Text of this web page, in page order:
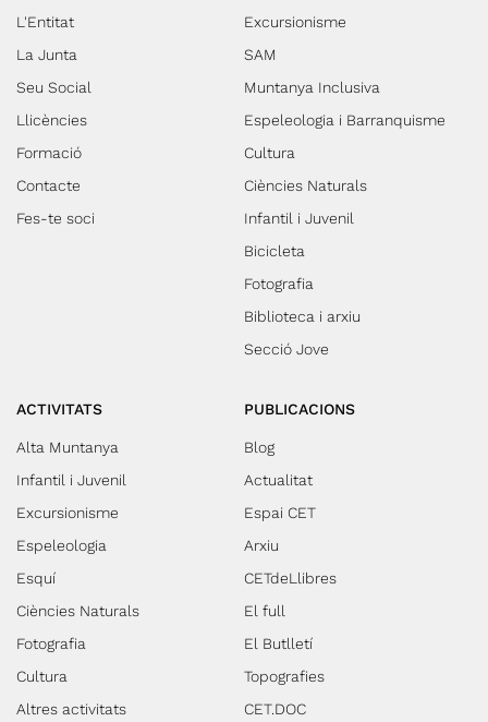
L'Entitat
La Junta
Seu Social
Llicències
Formació
Contacte
Fes-te soci
Excursionisme
SAM
Muntanya Inclusiva
Espeleologia i Barranquisme
Cultura
Ciències Naturals
Infantil i Juvenil
Bicicleta
Fotografia
Biblioteca i arxiu
Secció Jove
ACTIVITATS
Alta Muntanya
Infantil i Juvenil
Excursionisme
Espeleologia
Esquí
Ciències Naturals
Fotografia
Cultura
Altres activitats
PUBLICACIONS
Blog
Actualitat
Espai CET
Arxiu
CETdeLlibres
El full
El Butlletí
Topografies
CET.DOC